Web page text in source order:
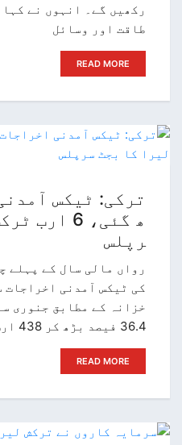
رکھیں گے۔ انہوں نے
طاقت اور وسائل
READ MORE
ترکی: ٹیکس
ھ گئی، 6
رپلس
رواں مالی سال کے پہلے
کی ٹیکس آمدنی
خزانہ کے مطابق جنوری
36.4 فیصد بڑھ کر 438 ارب ٹرکش
READ MORE